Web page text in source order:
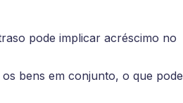
pode implicar acréscimo no
bens em conjunto, o que pode